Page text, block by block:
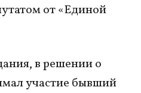
от «Единой
в решении о
участие бывший